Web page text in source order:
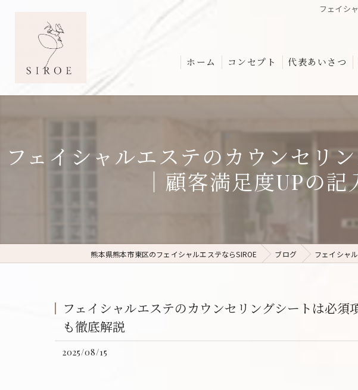
フェイシ
ホーム コンセプト 代表あいさつ
フェイシャルエステのカウンセリ
｜顧客満足度UPの
熊本県熊本市東区のフェイシャルエステならSIROE ブログ フェイシャ
フェイシャルエステのカウンセリングシートは必
も徹底解説
2025/08/15